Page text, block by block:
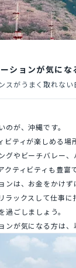
ションが気にな
スがうまく取れな
におすすめするの
ーションをするのに
自分らしいワーケー
イルを送りませんか
が、沖縄です。
ビティが楽しめる場
グやビーチバレー
ティビティも豊富
ンは、お金をかけ
ラックスして仕事
ごしましょう。
ンが気になる方は、